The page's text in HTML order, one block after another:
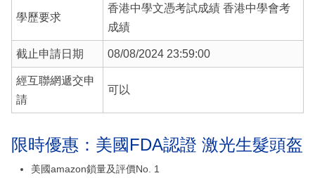
學歷要求
香港中學文憑考試成績 香港中學會考
成績
截止申請日期 08/08/2024 23:59:00
經互聯網遞交申
請
可以
限時優惠：美國FDA認證 激光生髮頭盔
美國amazon鎖量及評價No. 1